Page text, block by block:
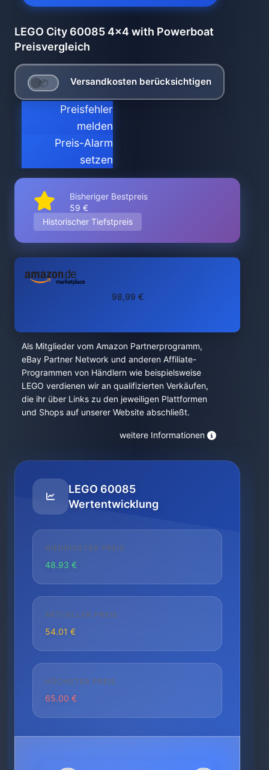
LEGO City 60085 4x4 with Powerboat
Preisvergleich
Versandkosten berücksichtigen
Preisfehler
melden
Preis-Alarm
setzen
Bisheriger Bestpreis
59 €
Historischer Tiefstpreis
98,99 €
Als Mitglieder vom Amazon Partnerprogramm,
eBay Partner Network und anderen Affiliate-
Programmen von Händlern wie beispielsweise
LEGO verdienen wir an qualifizierten Verkäufen,
die ihr über Links zu den jeweiligen Plattformen
und Shops auf unserer Website abschließt.
weitere Informationen
LEGO 60085
Wertentwicklung
NIEDRIGSTER PREIS
48.93 €
AKTUELLER PREIS
54.01 €
HÖCHSTER PREIS
65.00 €